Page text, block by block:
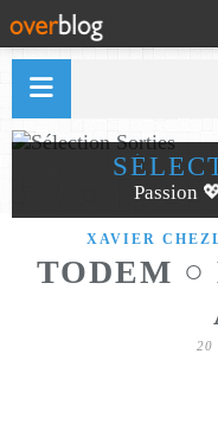
Passion
XAVIER
TODEM ○
20